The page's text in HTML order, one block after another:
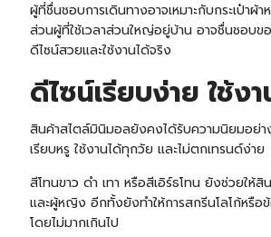
ผู้ที่ชื่นชอบการเดินทางอาจเหมาะกับกระเป๋าผ้า
ส่วนผู้ที่ใช้เวลาส่วนใหญ่อยู่บ้าน อาจชื่นชอบข
ดีไซน์สวยและใช้งานได้จริง
ดีไซน์เรียบง่าย ใช้ง
สินค้าสไตล์มินิมอลยังคงได้รับความนิยมอย่า
เรียบหรู ใช้งานได้ทุกวัย และไม่ตกเทรนด์ง่าย
สีโทนขาว ดำ เทา หรือสีเอิร์ธโทน ยังช่วยให้สิ
และผู้หญิง อีกทั้งยังทำให้การสกรีนโลโก้หรือ
โดยไม่มากเกินไป